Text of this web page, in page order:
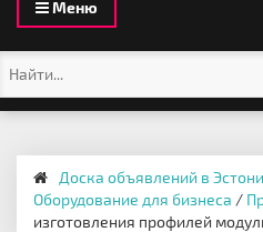
Toggle
navigation
Меню
Доска объявлений в
Оборудование для бизнеса /
изготовления профилей